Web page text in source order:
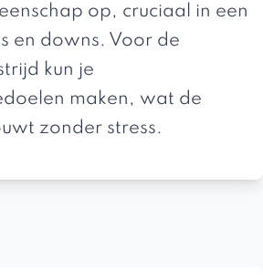
op, cruciaal in een
en downs. Voor de
kun je
maken, wat de
zonder stress.